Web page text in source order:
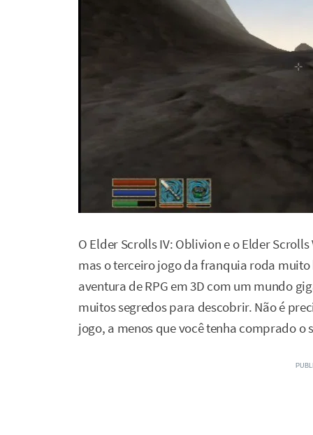
O Elder Scrolls IV: Oblivion e o Elder
mas o terceiro jogo da franquia roda
aventura de RPG em 3D com um mundo
muitos segredos para descobrir. Não é
jogo, a menos que você tenha comprado o